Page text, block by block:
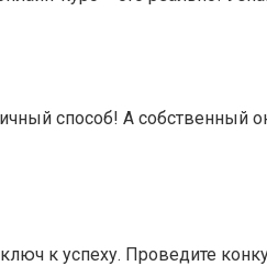
способ! А
к успеху. Проведите